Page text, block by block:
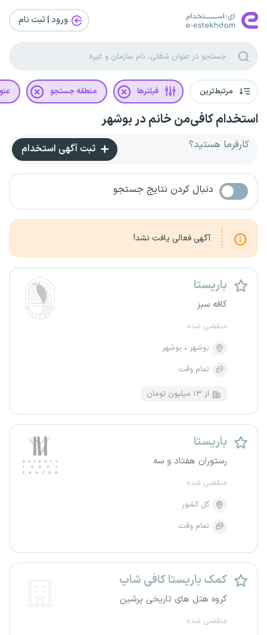
ورود | ثبت‌ نام
مرتبط‌ترین فیلترها منطقه جستجو
استخدام کافی‌من خانم در بوشهر
کارفرما هستید؟ ثبت آگهی استخدام
دنبال کردن نتایج جستجو
آگهی فعالی یافت نشد!
باریستا
کافه سبز
منقضی شده
بوشهر
بوشهر
تمام وقت
از ۱۳ میلیون تومان
باریستا
رستوران هفتاد و سه
منقضی شده
کل کشور
تمام وقت
کمک باریستا کافی شاپ
گروه هتل های تاریخی پرشین
منقضی شده